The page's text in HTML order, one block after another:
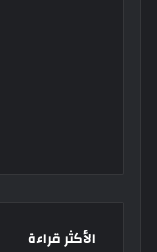
الأكثر قراءة